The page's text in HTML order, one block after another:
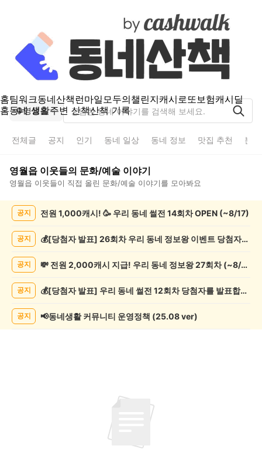
홈팀워크동네산책런마일모두의챌린지캐시로또보험캐시딜
홈동네 생활주변 산책산책 기록
영월읍
전체글 공지 인기 동네 일상 동네 정보 맛집 추천 분
영월읍 이웃들의 문화/예술 이야기
영월읍 이웃들이 직접 올린 문화/예술 이야기를 모아봐요
록
공지 전원 1,000캐시! 🥳 우리 동네 썰전 14회차 OPEN (~8/17)
공지 💰[당첨자 발표] 26회차 우리 동네 정보왕 이벤트 당첨자를 발표합니다!
공지 💸 전원 2,000캐시 지급! 우리 동네 정보왕 27회차 (~8/10)
공지 💰[당첨자 발표] 우리 동네 썰전 12회차 당첨자를 발표합니다!
공지 📢동네생활 커뮤니티 운영정책 (25.08 ver)